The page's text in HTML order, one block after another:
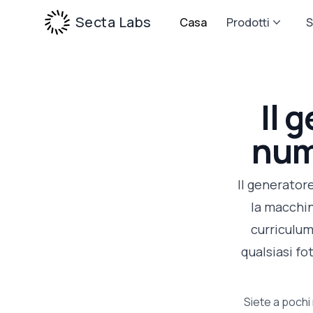
Secta Labs Casa Prodotti
Il
Il
la
qualsiasi
Siete a